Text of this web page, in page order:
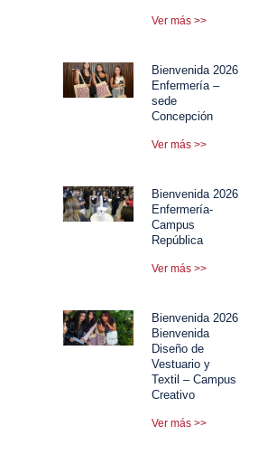
Ver más >>
Bienvenida 2026
Enfermería –
sede
Concepción
Ver más >>
Bienvenida 2026
Enfermería-
Campus
República
Ver más >>
Bienvenida 2026
Bienvenida
Diseño de
Vestuario y
Textil – Campus
Creativo
Ver más >>